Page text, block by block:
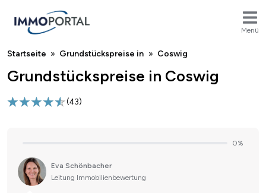
Menü
Breadcrumb
Startseite Grundstückspreise in Coswig
Grundstückspreise in Coswig
(43)